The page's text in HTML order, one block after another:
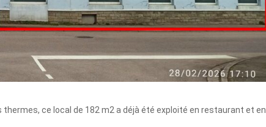
ce local de 182 m2 a déjà été exploité en restaurant et en